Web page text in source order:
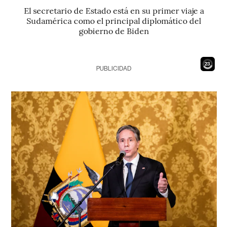
El secretario de Estado está en su primer viaje a
Sudamérica como el principal diplomático del
gobierno de Biden
22
PUBLICIDAD